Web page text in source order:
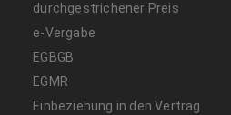
durchgestrichener Preis
e-Vergabe
EGBGB
EGMR
Einbeziehung in den Vertrag